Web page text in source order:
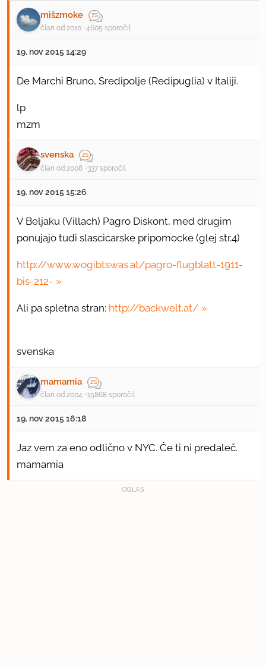
mišzmoke
član od 2010 4605 sporočil
19. nov 2015 14:29
​De Marchi Bruno, Sredipolje (Redipuglia) v Italiji.
lp
mzm
svenska
član od 2008 337 sporočil
19. nov 2015 15:26
V Beljaku (Villach) Pagro Diskont, med drugim
ponujajo tudi slascicarske pripomocke (glej str.4)
http://www.wogibtswas.at/pagro-flugblatt-1911-
bis-212-
Ali pa spletna stran: http://backwelt.at/
svenska
mamamia
član od 2004 15868 sporočil
19. nov 2015 16:18
Jaz vem za eno odlično v NYC. Če ti ni predaleč.
mamamia
OGLAS